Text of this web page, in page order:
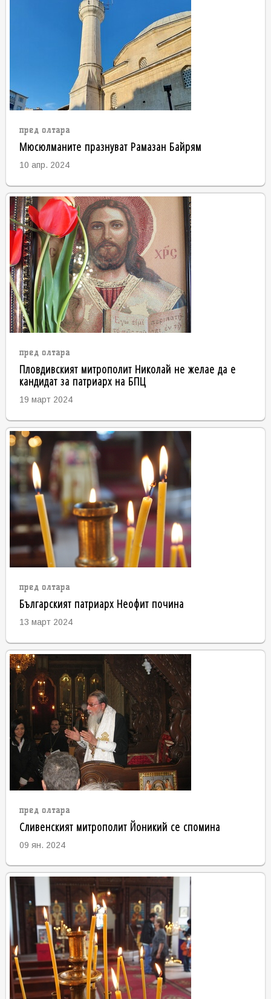
пред олтара
Мюсюлманите празнуват Рамазан Байрям
10 апр. 2024
пред олтара
Пловдивският митрополит Николай не желае да е
кандидат за патриарх на БПЦ
19 март 2024
пред олтара
Българският патриарх Неофит почина
13 март 2024
пред олтара
Сливенският митрополит Йоникий се спомина
09 ян. 2024